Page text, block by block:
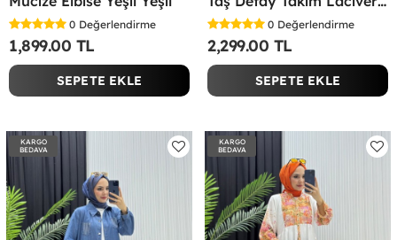
0 Değerlendirme
1,899.00 TL
SEPETE EKLE
0 Değerlendirme
2,299.00 TL
SEPETE EKLE
KARGO
BEDAVA
KARGO
BEDAVA